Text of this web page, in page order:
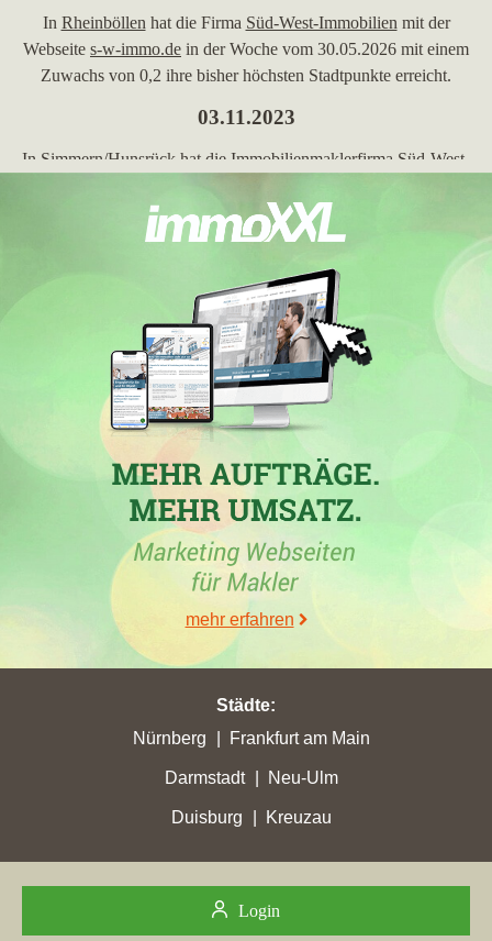
In Rheinböllen hat die Firma Süd-West-Immobilien mit der
Webseite s-w-immo.de in der Woche vom 30.05.2026 mit einem
Zuwachs von 0,2 ihre bisher höchsten Stadtpunkte erreicht.
03.11.2023
In Simmern/Hunsrück hat die Immobilienmaklerfirma Süd-West-
03.11.2023 mit einem Zuwachs von 0,05 ihre bisher höchsten
Stadtpunkte erreicht.
04.10.2023
Süd-West-Immobilienmit der Maklerwebseites-w-immo.de
in der Woche vom 04.10.2023 in der StadtSimmern/Hunsrück
ihre bisher beste Platzierung erreicht. Hierbei ist die
Immobilienfirma aus Gemünden von Platz 21 um 5 Plätze
vorgerückt und befindet sich jetzt auf Rang 16. Folgende
Maklerwebseiten wurden hierbei überholt:
allkauf-ausbauhaus.de ,horst-schenk.de,hausundgrund-
undlbs-immosw.de. Gleichzeitig hat der Makler in
Simmern/Hunsrückmit einem Zugewinn von 0,28 seine zurzeit
höchsten Stadtpunkte von 0,71 verbucht.
Woche vom 05.05.2023 in Emmelshausenihre bisher beste
Platzierung erreicht. Hierbei ist das Unternehmen aus
befindet sich jetzt auf Rang 11. Folgende Webseiten wurden
mehr erfahren
Städte:
Nürnberg
Frankfurt am Main
Darmstadt Neu-Ulm
Duisburg Kreuzau
Login